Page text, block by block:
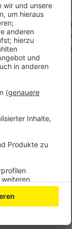
von Alkohol zu
Viele Jugendliche